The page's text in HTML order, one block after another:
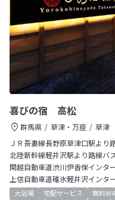
喜びの宿 高松
群馬県 草津・万座
草津
ＪＲ吾妻線長野原草津口駅より
北陸新幹線軽井沢駅より路線バ
関越自動車道渋川伊香保インタ
上信自動車道碓氷軽井沢インタ
大浴場 宅配サービス 無料